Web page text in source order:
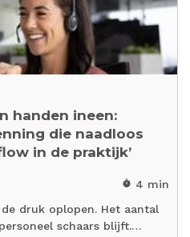
handen ineen:
die naadloos
in de praktijk’
timer 4 min
druk oplopen. Het aantal
schaars blijft.…